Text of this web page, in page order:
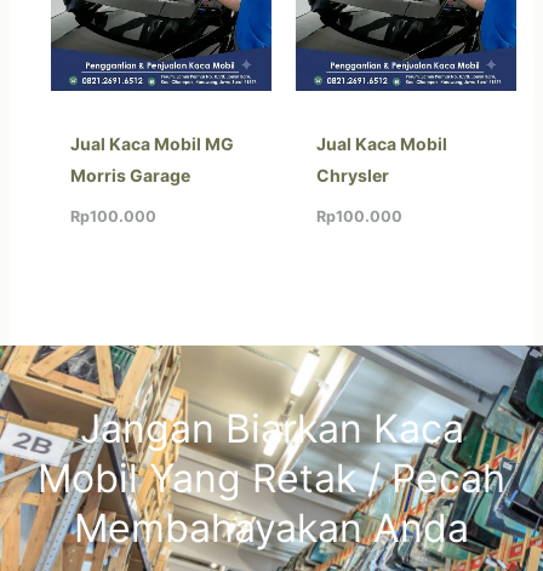
Jual Kaca Mobil MG
Morris Garage
Rp100.000
Jual Kaca Mobil
Chrysler
Rp100.000
Jangan Biarkan Kaca
Mobil Yang Retak / Pecah
Membahayakan Anda